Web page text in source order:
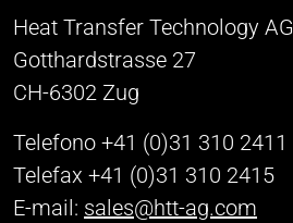
Heat Transfer Technology AG
Gotthardstrasse 27
CH-6302 Zug
Telefono +41 (0)31 310 2411
Telefax +41 (0)31 310 2415
E-mail: sales@htt-ag.com